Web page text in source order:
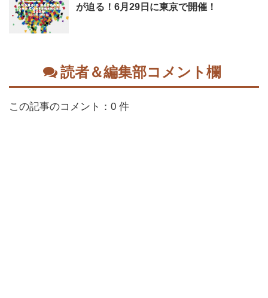
が迫る！6月29日に東京で開催！
読者＆編集部コメント欄
この記事のコメント：0 件